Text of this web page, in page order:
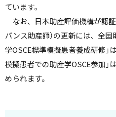
ています。
なお、日本助産評価機構が認
バンス助産師）の更新には、全
学OSCE標準模擬患者養成研修」
模擬患者での助産学OSCE参加」
められます。